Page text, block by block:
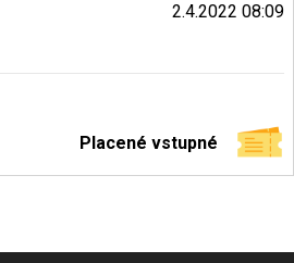
2.4.2022 08:09
Placené vstupné